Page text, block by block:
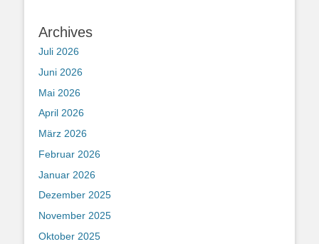
Archives
Juli 2026
Juni 2026
Mai 2026
April 2026
März 2026
Februar 2026
Januar 2026
Dezember 2025
November 2025
Oktober 2025